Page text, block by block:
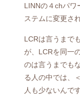
LINNの４chパワ
ステムに変更さ
LCRは言うまで
が、LCRを同一
のは言うまでも
る人の中では、
人も少ないんで